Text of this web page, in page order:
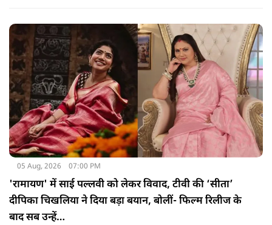
मारपीट करता है, तो उसके खिलाफ सख्त कार्रवाई होनी चाहिए.
05 Aug, 2026 07:00 PM
'रामायण' में साई पल्लवी को लेकर विवाद, टीवी की ‘सीता’
दीपिका चिखलिया ने दिया बड़ा बयान, बोलीं- फिल्म रिलीज के
बाद सब उन्हें…